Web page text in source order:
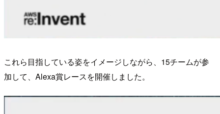
これら目指している姿をイメージしながら、15チームが参
加して、Alexa賞レースを開催しました。